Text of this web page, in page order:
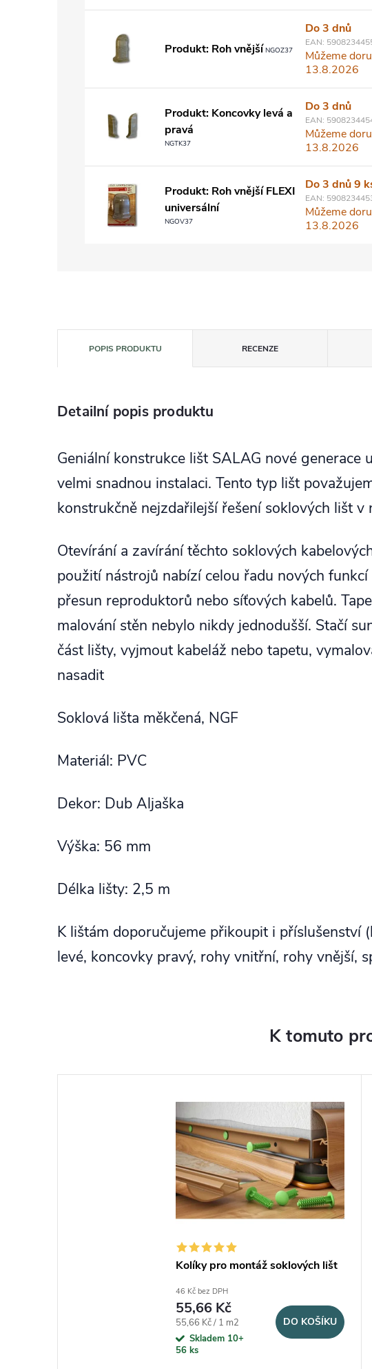
Produkt: Roh vnější NGOZ37
Do 3 dnů
EAN:
Můžeme
13.8.2026
Produkt: Koncovky levá a
pravá
NGTK37
Do 3 dnů
EAN:
Můžeme
13.8.2026
Produkt: Roh vnější FLEXI
universální
NGOV37
Do 3 dnů9
EAN:
Můžeme
13.8.2026
POPIS PRODUKTU RECENZE
Detailní popis produktu
Geniální konstrukce lišt SALAG nové generace
velmi snadnou instalaci. Tento typ lišt
konstrukčně nejzdařilejší řešení soklových lišt v
Otevírání a zavírání těchto soklových
použití nástrojů nabízí celou řadu nových
přesun reproduktorů nebo síťových kabelů.
malování stěn nebylo nikdy jednodušší. Stačí
část lišty, vyjmout kabeláž nebo tapetu,
nasadit
Soklová lišta měkčená, NGF
Materiál: PVC
Dekor: Dub Aljaška
Výška: 56 mm
Délka lišty: 2,5 m
K lištám doporučujeme přikoupit i příslušenství
levé, koncovky pravý, rohy vnitřní, rohy vnější,
K tomuto
Kolíky pro montáž soklových lišt
46 Kč bez DPH
55,66 Kč
Měrná cena:
55,66 Kč / 1 m2
Skladem 10+
56 ks
DO KOŠÍKU